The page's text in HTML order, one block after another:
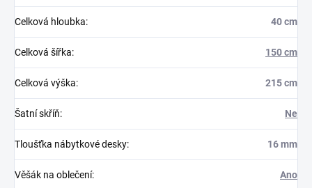
Celková hloubka: 40 cm
Celková šířka: 150 cm
Celková výška: 215 cm
Šatní skříň: Ne
Tloušťka nábytkové desky: 16 mm
Věšák na oblečení: Ano